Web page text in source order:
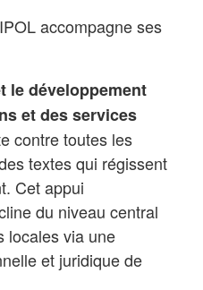
accompagne ses
le développement
et des services
contre toutes les
textes qui régissent
Cet appui
du niveau central
locales via une
et juridique de